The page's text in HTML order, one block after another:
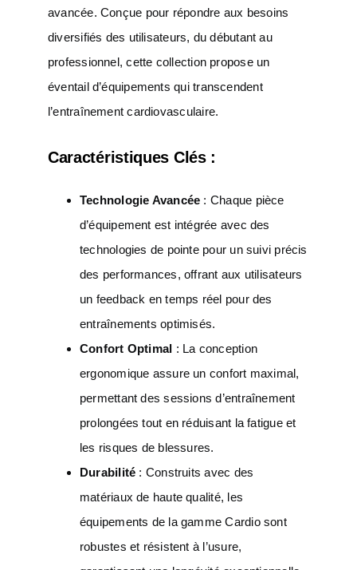
avancée. Conçue pour répondre aux besoins
diversifiés des utilisateurs, du débutant au
professionnel, cette collection propose un
éventail d’équipements qui transcendent
l’entraînement cardiovasculaire.
Caractéristiques Clés :
Technologie Avancée : Chaque pièce
d’équipement est intégrée avec des
technologies de pointe pour un suivi précis
des performances, offrant aux utilisateurs
un feedback en temps réel pour des
entraînements optimisés.
Confort Optimal : La conception
ergonomique assure un confort maximal,
permettant des sessions d’entraînement
prolongées tout en réduisant la fatigue et
les risques de blessures.
Durabilité : Construits avec des
matériaux de haute qualité, les
équipements de la gamme Cardio sont
robustes et résistent à l’usure,